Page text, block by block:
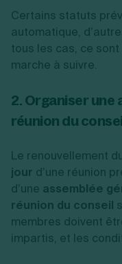
Certains statuts
automatique,
tous les cas, ce
marche à suivre.
2. Organiser une
réunion du
Le renouvellement
jour d’une réunion
d’une assemblée
réunion du conseil
membres doivent
impartis, et les